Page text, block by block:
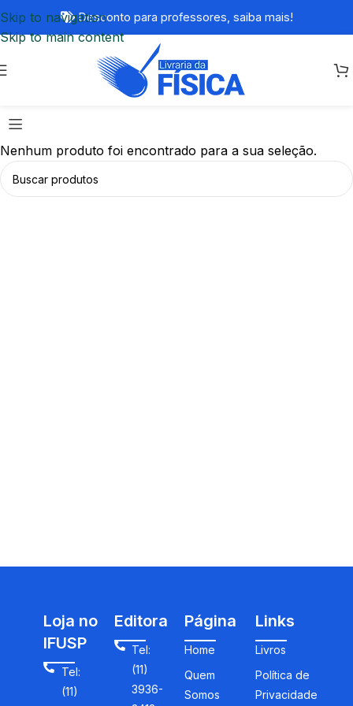
Skip to navigation
Skip to main content
Desconto para professores, saiba mais!
Nenhum produto foi encontrado para a sua seleção.
Loja no
IFUSP
Tel:
(11)
Editora
Tel:
(11)
3936-
Página
Home
Quem
Somos
Links
Livros
Política de
Privacidade